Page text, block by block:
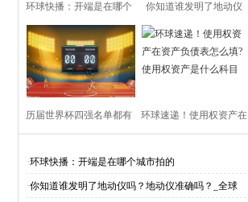
环球快播：开端是在哪个
城市拍的 开端王萌萌为什
么要下车？
你知道谁发明了地动仪
历届世界杯四强名单都有
有谁？
环球速递！使用权资产在
资产是什么科目
·环球快播：开端是在哪个城市拍的
·你知道谁发明了地动仪吗？地动仪准确吗？_全球